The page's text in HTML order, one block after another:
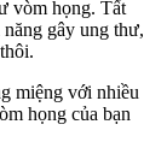
vòm họng. Tất
gây ung thư,
miệng với nhiều
họng của bạn